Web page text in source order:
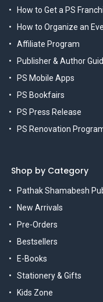
How to Get a PS
How to Organize an
Affiliate Program
Publisher & Author
PS Mobile Apps
PS Bookfairs
PS Press Release
PS Renovation
Shop by Category
Pathak Shamabesh
New Arrivals
Pre-Orders
Bestsellers
E-Books
Stationery & Gifts
Kids Zone